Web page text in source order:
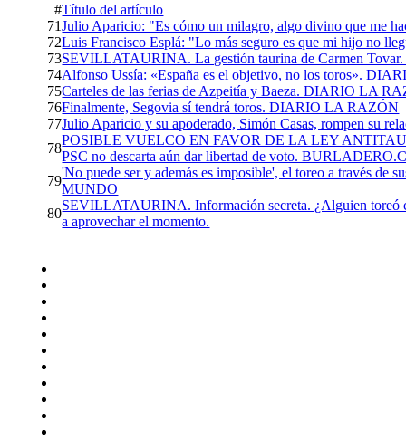
#Título del artículo
71Julio Aparicio: "Es cómo un milagro, algo divino que me
72Luis Francisco Esplá: "Lo más seguro es que mi hijo no
73SEVILLATAURINA. La gestión taurina de Carmen Tovar.
74Alfonso Ussía: «España es el objetivo, no los toros».
75Carteles de las ferias de Azpeitía y Baeza. DIARIO LA
76Finalmente, Segovia sí tendrá toros. DIARIO LA RAZÓN
77Julio Aparicio y su apoderado, Simón Casas, rompen su
78
POSIBLE VUELCO EN FAVOR DE LA LEY
PSC no descarta aún dar libertad de voto.
79
'No puede ser y además es imposible', el toreo a través de
MUNDO
80
SEVILLATAURINA. Información secreta. ¿Alguien toreó
a aprovechar el momento.